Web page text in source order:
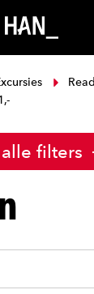
filters